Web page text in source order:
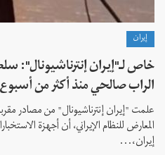
إيران
خاص لـ"إيران إنترناشيونال":
الراب صالحي منذ أكثر من
علمت "إيران إنترناشيونال" من مصادر
المعارض للنظام الإيراني، أن أجهزة
إيران،...